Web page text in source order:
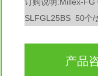
SLFGL25BS 50个/
产品